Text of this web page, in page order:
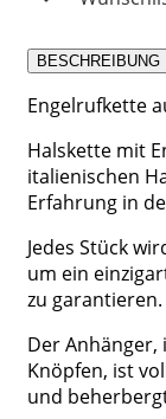
BESCHREIBUNG
Engelrufkette
Halskette mit
italienischen
Erfahrung in
Jedes Stück
um ein
zu garantieren.
Der
Knöpfen, ist
und